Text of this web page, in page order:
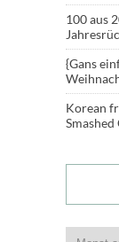
100 aus
{Gans
Korean